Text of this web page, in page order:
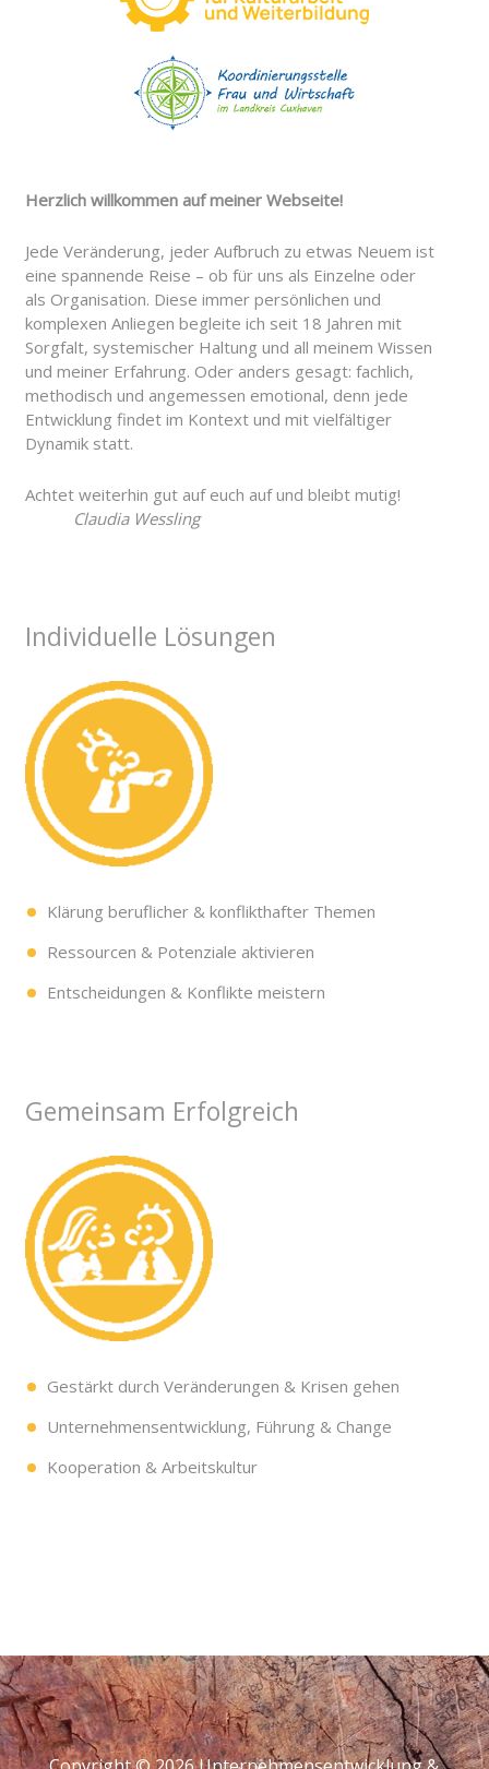
Herzlich willkommen auf meiner Webseite!
Jede Veränderung, jeder Aufbruch zu etwas Neuem ist
eine spannende Reise – ob für uns als Einzelne oder
als Organisation. Diese immer persönlichen und
komplexen Anliegen begleite ich seit 18 Jahren mit
Sorgfalt, systemischer Haltung und all meinem Wissen
und meiner Erfahrung. Oder anders gesagt: fachlich,
methodisch und angemessen emotional, denn jede
Entwicklung findet im Kontext und mit vielfältiger
Dynamik statt.
Achtet weiterhin gut auf euch auf und bleibt mutig!
Claudia Wessling
Individuelle Lösungen
Klärung beruflicher & konflikthafter Themen
Ressourcen & Potenziale aktivieren
Entscheidungen & Konflikte meistern
Gemeinsam Erfolgreich
Gestärkt durch Veränderungen & Krisen gehen
Unternehmensentwicklung, Führung & Change
Kooperation & Arbeitskultur